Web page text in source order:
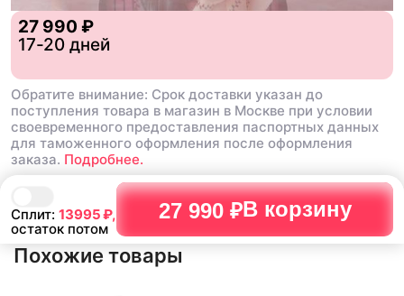
Сплит: 13995₽,
остаток потом
27 990 ₽В корзину
27 990 ₽
17-20 дней
Обратите внимание: Срок доставки указан до
поступления товара в магазин в Москве при условии
своевременного предоставления паспортных данных
для таможенного оформления после оформления
заказа. Подробнее.
Похожие товары